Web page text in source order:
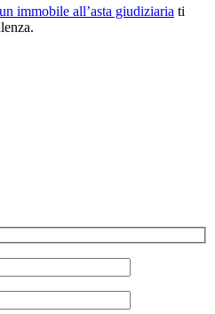
immobile all’asta giudiziaria ti